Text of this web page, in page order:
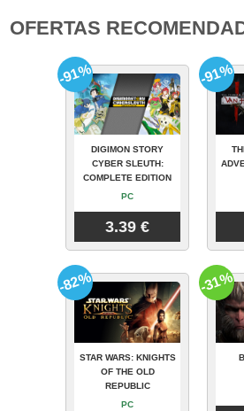
OFERTAS
DIGIMON STORY
CYBER SLEUTH:
COMPLETE EDITION
PC
3.39 €
-91% -91%
STAR WARS: KNIGHTS
OF THE OLD
REPUBLIC
PC
-82% -31%